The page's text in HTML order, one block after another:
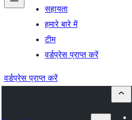
सहायता
हमारे बारे में
टीम
वर्डप्रेस प्राप्त करें
वर्डप्रेस प्राप्त करें